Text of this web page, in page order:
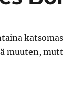
muuten,